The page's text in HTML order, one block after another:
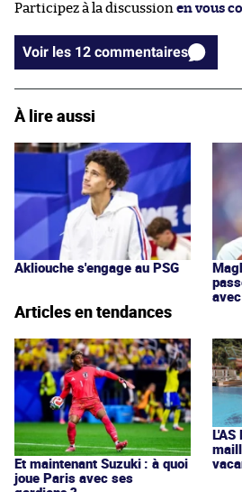
Participez à la discussion en vous
Voir les 12 commentaires
À lire aussi
Akliouche s'engage au PSG
Articles en tendances
Et maintenant Suzuki : à quoi
joue Paris avec ses